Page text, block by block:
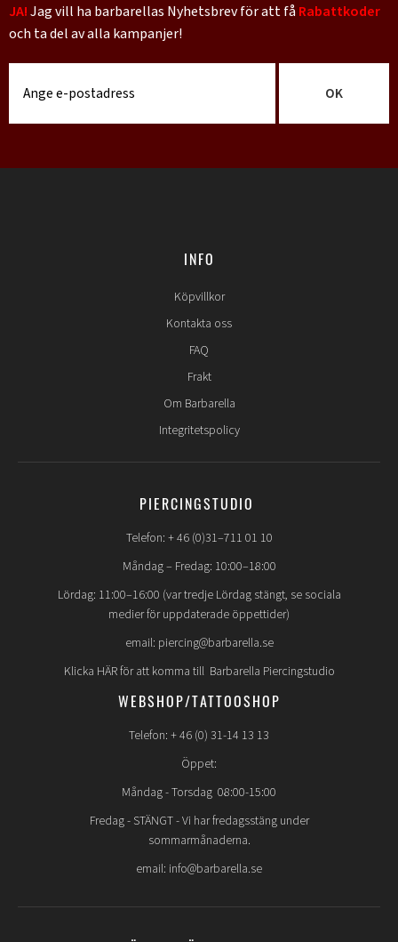
JA!Jag vill ha barbarellas Nyhetsbrev för att fåRabattkoder
och ta del av alla kampanjer!
OK
INFO
Köpvillkor
Kontakta oss
FAQ
Frakt
Om Barbarella
Integritetspolicy
PIERCINGSTUDIO
Telefon: + 46 (0)31–711 01 10
Måndag – Fredag: 10:00–18:00
Lördag: 11:00–16:00 (var tredje Lördag stängt, se sociala
medier för uppdaterade öppettider)
email: piercing@barbarella.se
Klicka HÄR för att komma till Barbarella Piercingstudio
WEBSHOP/TATTOOSHOP
Telefon: + 46 (0) 31-14 13 13
Öppet:
Måndag - Torsdag 08:00-15:00
Fredag - STÄNGT- Vi har fredagsstäng under
sommarmånaderna.
email: info@barbarella.se